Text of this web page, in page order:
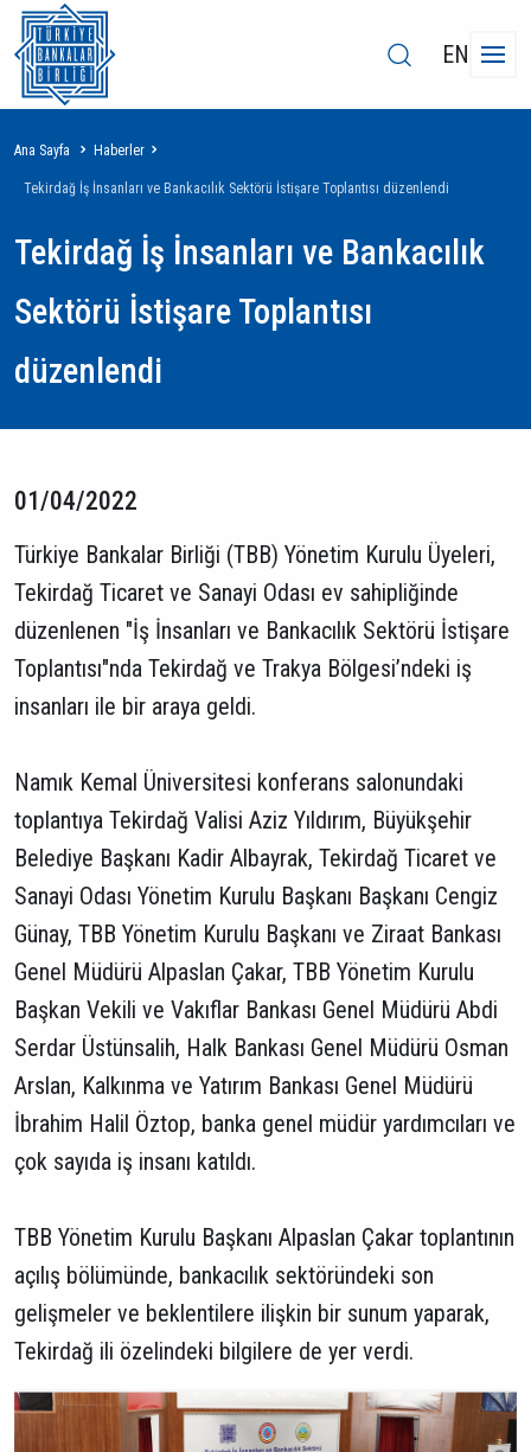
EN
Sayfa
yolu
Ana Sayfa Haberler
Tekirdağ İş İnsanları ve Bankacılık Sektörü İstişare Toplantısı düzenlendi
Tekirdağ İş İnsanları ve Bankacılık
Sektörü İstişare Toplantısı
düzenlendi
01/04/2022
Türkiye Bankalar Birliği (TBB) Yönetim Kurulu Üyeleri,
Tekirdağ Ticaret ve Sanayi Odası ev sahipliğinde
düzenlenen "İş İnsanları ve Bankacılık Sektörü İstişare
Toplantısı"nda Tekirdağ ve Trakya Bölgesi’ndeki iş
insanları ile bir araya geldi.
Namık Kemal Üniversitesi konferans salonundaki
toplantıya Tekirdağ Valisi Aziz Yıldırım, Büyükşehir
Belediye Başkanı Kadir Albayrak, Tekirdağ Ticaret ve
Sanayi Odası Yönetim Kurulu Başkanı Başkanı Cengiz
Günay, TBB Yönetim Kurulu Başkanı ve Ziraat Bankası
Genel Müdürü Alpaslan Çakar, TBB Yönetim Kurulu
Başkan Vekili ve Vakıflar Bankası Genel Müdürü Abdi
Serdar Üstünsalih, Halk Bankası Genel Müdürü Osman
Arslan, Kalkınma ve Yatırım Bankası Genel Müdürü
İbrahim Halil Öztop, banka genel müdür yardımcıları ve
çok sayıda iş insanı katıldı.
TBB Yönetim Kurulu Başkanı Alpaslan Çakar toplantının
açılış bölümünde, bankacılık sektöründeki son
gelişmeler ve beklentilere ilişkin bir sunum yaparak,
Tekirdağ ili özelindeki bilgilere de yer verdi.